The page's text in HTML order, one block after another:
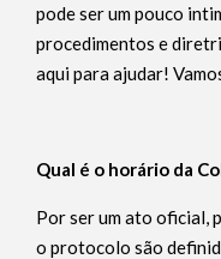
pode ser um pouco
procedimentos e
aqui para ajudar!
Qual é o horário da
Por ser um ato oficial,
o protocolo são